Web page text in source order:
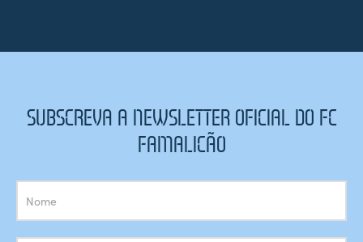
SUBSCREVA A NEWSLETTER OFICIAL DO FC
FAMALICÃO
Subscrição
Newsletter